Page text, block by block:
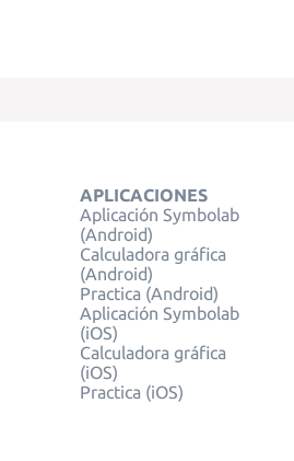
APLICACIONES
Aplicación Symbolab
(Android)
Calculadora gráfica
(Android)
Practica (Android)
Aplicación Symbolab
(iOS)
Calculadora gráfica
(iOS)
Practica (iOS)